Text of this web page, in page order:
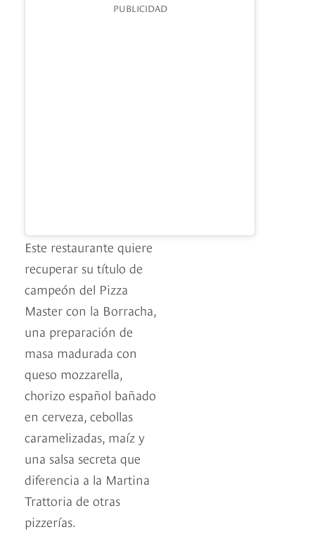
PUBLICIDAD
Este restaurante quiere
recuperar su título de
campeón del Pizza
Master con la Borracha,
una preparación de
masa madurada con
queso mozzarella,
chorizo español bañado
en cerveza, cebollas
caramelizadas, maíz y
una salsa secreta que
diferencia a la Martina
Trattoria de otras
pizzerías.